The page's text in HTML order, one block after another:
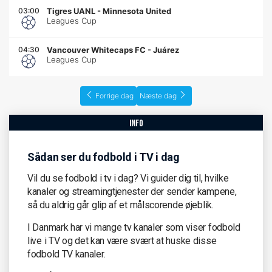
03:00 Tigres UANL -Minnesota United
Leagues Cup
04:30 Vancouver Whitecaps FC -Juárez
Leagues Cup
Forrige dag Næste dag
info
Sådan ser du fodbold i TV i dag
Vil du se fodbold i tv i dag? Vi guider dig til, hvilke
kanaler og streamingtjenester der sender kampene,
så du aldrig går glip af et målscorende øjeblik.
I Danmark har vi mange tv kanaler som viser fodbold
live i TV og det kan være svært at huske disse
fodbold TV kanaler.